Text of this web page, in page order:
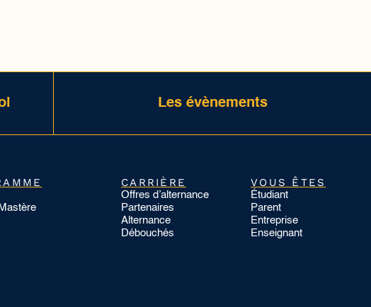
Les évènements
CARRIÈRE
Offres d’alternance
Partenaires
Alternance
Débouchés
VOUS ÊTES
Étudiant
Parent
Entreprise
Enseignant